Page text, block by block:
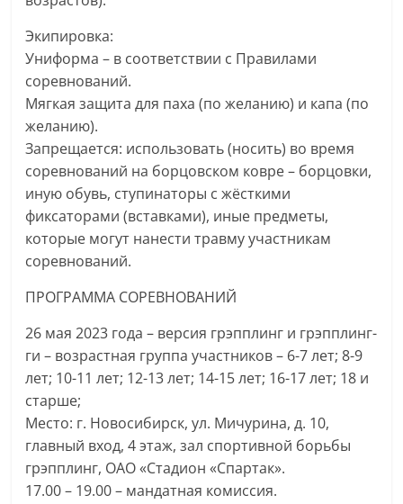
Экипировка:
Униформа – в соответствии с Правилами
соревнований.
Мягкая защита для паха (по желанию) и капа (по
желанию).
Запрещается: использовать (носить) во время
соревнований на борцовском ковре – борцовки,
иную обувь, ступинаторы с жёсткими
фиксаторами (вставками), иные предметы,
которые могут нанести травму участникам
соревнований.
ПРОГРАММА СОРЕВНОВАНИЙ
26 мая 2023 года – версия грэпплинг и грэпплинг-
ги – возрастная группа участников – 6-7 лет; 8-9
лет; 10-11 лет; 12-13 лет; 14-15 лет; 16-17 лет; 18 и
старше;
Место: г. Новосибирск, ул. Мичурина, д. 10,
главный вход, 4 этаж, зал спортивной борьбы
грэпплинг, ОАО «Стадион «Спартак».
17.00 – 19.00 – мандатная комиссия.